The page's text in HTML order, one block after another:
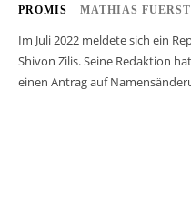
PROMIS MATHIAS FUERST
Im Juli 2022 meldete sich ein
Shivon Zilis. Seine Redaktion
einen Antrag auf